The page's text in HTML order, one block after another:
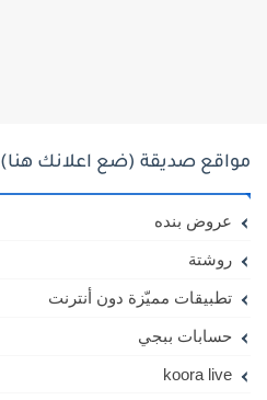
مواقع صديقة (ضع اعلانك هنا)
عروض بنده
روشتة
تطبيقات مميّزة دون أنترنت
حسابات ببجي
koora live